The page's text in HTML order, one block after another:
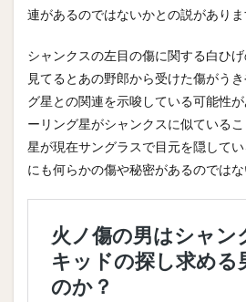
連があるのではないかとの説がありま
シャンクスの左目の傷に関する白ひ
見てるとあの野郎から受けた傷がう
グ星との関連を示唆している可能性
ーリング星がシャンクスに似ている
星が現在サングラスで目元を隠して
にも何らかの傷や秘密があるのではな